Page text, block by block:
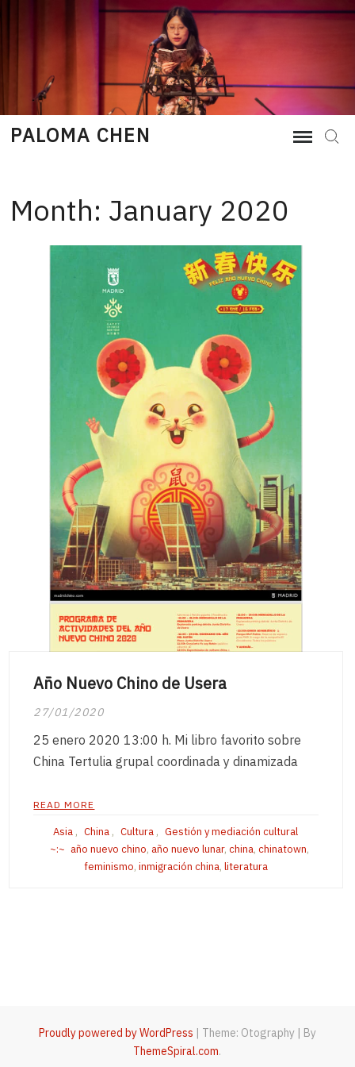
PALOMA CHEN
Month: January 2020
Año Nuevo Chino de Usera
27/01/2020
25 enero 2020 13:00 h. Mi libro favorito sobre
China Tertulia grupal coordinada y dinamizada
READ MORE
Asia , China , Cultura , Gestión y mediación cultural
año nuevo chino, año nuevo lunar,china,chinatown,
feminismo, inmigración china, literatura
Proudly powered by WordPress Theme: Otography
By
ThemeSpiral.com.